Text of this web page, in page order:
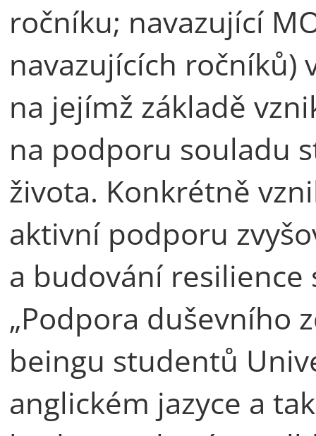
ročníku; navazující
navazujících ročníků)
na jejímž základě
na podporu souladu
života. Konkrétně
aktivní podporu
a budování
„Podpora duševního
beingu studentů
anglickém jazyce a